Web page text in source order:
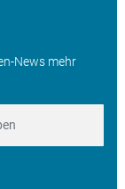
News mehr